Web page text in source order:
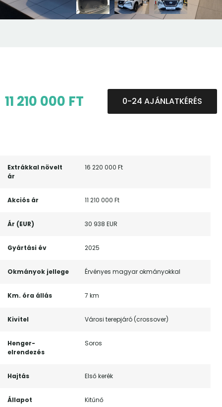
11 210 000 FT 0-24 AJÁNLATKÉRÉS
Extrákkal növelt
ár
16 220 000 Ft
Akciós ár 11 210 000 Ft
Ár (EUR) 30 938 EUR
Gyártási év 2025
Okmányok jellege Érvényes magyar okmányokkal
Km. óra állás 7 km
Kivitel Városi terepjáró (crossover)
Henger-
elrendezés
Soros
Hajtás Első kerék
Állapot Kitűnő